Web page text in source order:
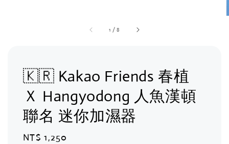
1 /8
🇰🇷 Kakao Friends 春植
Ｘ Hangyodong 人魚漢頓
聯名 迷你加濕器
Regular
NT$ 1,250